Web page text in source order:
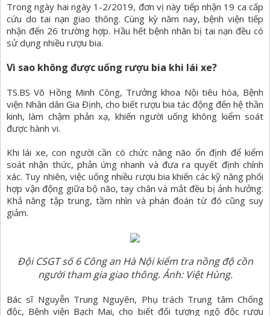
Trong ngày hai ngày 1-2/2019, đơn vị này tiếp nhận 19 ca cấp
cứu do tai nạn giao thông. Cùng kỳ năm nay, bệnh viện tiếp
nhận đến 26 trường hợp. Hầu hết bệnh nhân bị tai nạn đều có
sử dụng nhiều rượu bia.
Vì sao không được uống rượu bia khi lái xe?
TS.BS Võ Hồng Minh Công, Trưởng khoa Nội tiêu hóa, Bệnh
viện Nhân dân Gia Định, cho biết rượu bia tác động đến hệ thần
kinh, làm chậm phản xạ, khiến người uống không kiểm soát
được hành vi.
Khi lái xe, con người cần có chức năng não ổn định để kiểm
soát nhận thức, phản ứng nhanh và đưa ra quyết định chính
xác. Tuy nhiên, việc uống nhiều rượu bia khiến các kỹ năng phối
hợp vận động giữa bộ não, tay chân và mắt đều bị ảnh hưởng.
Khả năng tập trung, tầm nhìn và phán đoán từ đó cũng suy
giảm.
Đội CSGT số 6 Công an Hà Nội kiểm tra nồng độ cồn
người tham gia giao thông. Ảnh: Việt Hùng.
Bác sĩ Nguyễn Trung Nguyên, Phụ trách Trung tâm Chống
độc, Bệnh viện Bạch Mai, cho biết đối tượng ngộ độc rượu